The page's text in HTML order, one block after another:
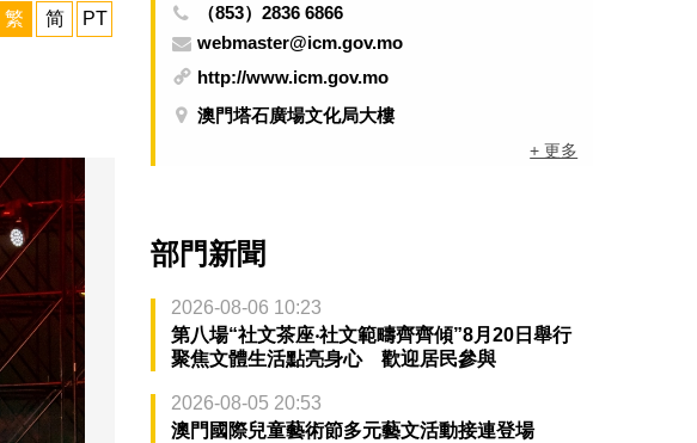
繁 简 PT
（853）2836 6866
webmaster@icm.gov.mo
http://www.icm.gov.mo
澳門塔石廣場文化局大樓
+ 更多
部門新聞
2026-08-06 10:23
第八場“社文茶座‧社文範疇齊齊傾”8月20日舉行
聚焦文體生活點亮身心 歡迎居民參與
2026-08-05 20:53
澳門國際兒童藝術節多元藝文活動接連登場